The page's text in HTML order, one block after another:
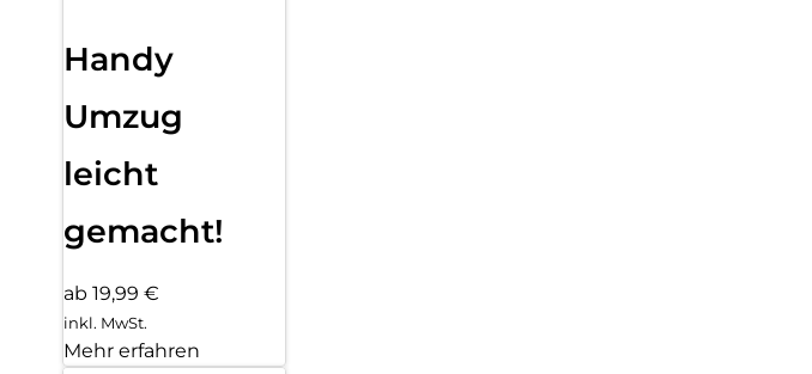
Handy
Umzug
leicht
gemacht!
ab 19,99 €
inkl. MwSt.
Mehr erfahren